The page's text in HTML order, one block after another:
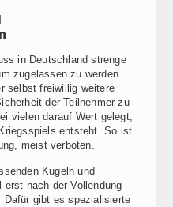
in Deutschland strenge
zugelassen zu werden.
selbst freiwillig weitere
der Teilnehmer zu
vielen darauf Wert gelegt,
entsteht. So ist
meist verboten.
Kugeln und
nach der Vollendung
Dafür gibt es spezialisierte